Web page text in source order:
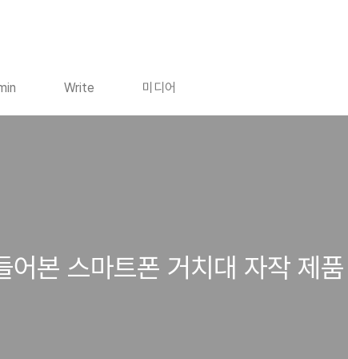
Write 미디어
본 스마트폰 거치대 자작 제